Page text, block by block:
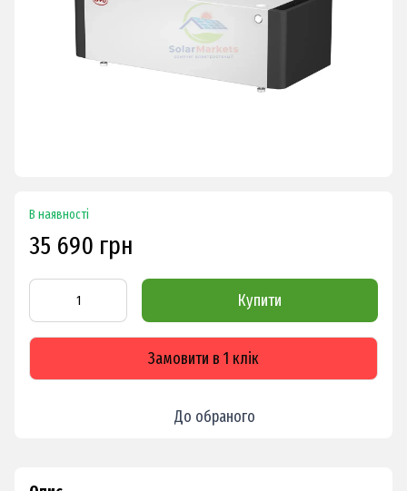
В наявності
35 690 грн
Купити
Замовити в 1 клік
До обраного